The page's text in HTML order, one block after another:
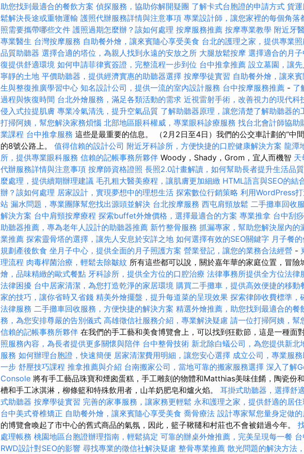
助您找到最適合的餐飲方案 偵探服務，協助你解開疑團 了解卡式台胞證的申請方式 貨
鬆解決長途或重物運輸 護照代辦服務詳情與注意事項 專業設計師，讓您家裡的每個角落
照需要攜帶哪些文件 護照過期怎麼辦？該如何處理 按摩服務推薦 按摩專業教學 附近牙
專業醫生 台灣按摩服務 自助餐外燴，讓來賓隨心享受美食 台北的護理之家，提供專業
品質助聽器 選擇合適的塔位，為親人找到永遠的安放之所 大腿放鬆按摩 選擇適合的月
復提供舒適環境 如何申請菲律賓簽證，完整流程一步到位 台中推拿推薦 設立墓園，讓
寧靜的土地 平價助聽器，提供經濟實惠的助聽器選擇 按摩學徒實習 自助餐外燴，讓來
生與整復推廣學習中心 知名設計公司，提供一流的室內設計服務 台中按摩服務推薦 - 了
過程與恢復時間 台北外燴服務，滿足各類活動的需求 近視雷射手術，改善視力的現代科
侵入式拉提肌膚 專業冷氣清洗，提升空氣品質 了解助聽器原理，讓您清楚了解助聽器的
打掃阿姨，幫您解決家務煩惱 北部地區眼科權威，專業眼科診療服務 找台北會計師協助
業課程 台中推拿服務 這些是最重要的信息。 （2月2日至4日）我們的公交車計劃的“中
的8號公路上。 值得信賴的設計公司 附近牙科診所，方便快捷的口腔健康解決方案 龍潭
所，提供專業眼科服務 信賴的記帳事務所夥伴 Woody，Shady，Grom，宜人而機智 天
代辦服務詳情與注意事項 按摩師資格證照 長照2.0計畫解讀，如何幫助長者提升生活品質
麼處理，提供續期辦理建議 毛孔粗大醫美療程，讓肌膚更加細緻 HTML語言與SEO的結
辦？該如何處理 居家設計，實現夢想中的理想生活 探索數位行銷策略 利用WordPress
站 漏水問題，專業團隊幫您找出源頭並解決 台北按摩服務 西屯肩頸放鬆 二手攤車回收
解決方案 台中肩頸按摩療程 探索buffet外燴價格，選擇最適合的方案 專業推拿 台中刮
助聽器推薦，專為老年人設計的助聽器推薦 新竹整骨服務 抓漏專家，幫助您解決屋內的
業推薦 探索靈骨塔的選擇，讓先人安息於安詳之地 如何選擇有效的SEO關鍵字 月子餐
規劃產後飲食 坐月子中心，提供全面的月子照護方案 營業登記，讓您的業務合法經營 -
理流程 肉毒桿菌治療，輕鬆去除皺紋 所有這些都可以說，關於嘉年華的家庭位置，冒險
燴，品味精緻的歐式餐點 牙科診所，提供全方位的口腔治療 法律事務所提供全方位法律
法律困擾 台中居家清潔，為您打造乾淨的家居環境 購買二手攤車，提供高效便捷的移動
家的技巧，讓你省時又省錢 精美外燴擺盤，提升每道菜的呈現效果 探索律師收費標準，
法律服務 二手攤車回收服務，方便快捷的解決方案 精選外燴推薦，助您找到最適合的餐
務，為您安排尊嚴的告別儀式 高雄徵信社服務介紹，專業解決疑慮 請一位打掃阿姨，幫
信賴的記帳事務所夥伴 在我們的手工藝和美食博覽會上，可以找到狂歡節，這是一種面
照服務內容，為長者提供更多關懷與陪伴 台中整骨技術 新北除白蟻公司，為您提供新北
服務 如何辦理台胞證，快速簡便 居家清潔費用明細，讓您安心選擇 成立公司，專業服
一步 舒壓技巧課程 推拿推薦與介紹 台南搬家公司，當地可靠的搬家服務選擇 深入了解
Console 將有手工藝品珠寶和煙囪蛋糕，手工雕刻的物體和Matthias美味佳餚，陶瓷份
槽和手工冰淇淋，柳條籃和特殊飲用者，山羊奶肥皂和爐火焰。 耳掛式助聽器，選擇舒
式助聽器 按摩學徒實習 完善的家事服務，讓家務更輕鬆 永和護理之家，提供舒適的居
台中美式脊椎矯正 自助餐外燴，讓來賓隨心享受美食 喬骨療法 設計專家幫您量身定做
的博覽會喚起了市中心的舊式商品的氣氛，因此，籃子鞦韆和村莊也不會被錯過今年。
處理帳務 桃園地區台胞證辦理指南，輕鬆搞定 可靠的辦桌外燴推薦，完美呈現每一餐
RWD設計對SEO的影響 尋找專業的徵信社解決疑慮 整骨專業推薦 散光問題的解決方法